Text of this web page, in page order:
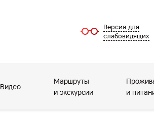
Версия для
слабовидящих
Видео
Маршруты
и экскурсии
и